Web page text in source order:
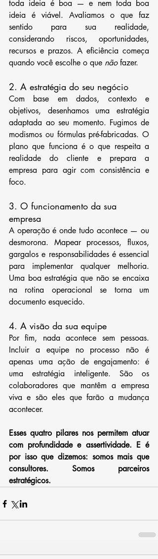
toda ideia é boa — e nem toda boa
ideia é viável. Avaliamos o que faz
sentido para sua realidade,
considerando riscos, oportunidades,
recursos e prazos. A eficiência começa
quando você escolhe o que não fazer.
2. A estratégia do seu negócio
Com base em dados, contexto e
objetivos, desenhamos uma estratégia
adaptada ao seu momento. Fugimos de
modismos ou fórmulas pré-fabricadas. O
plano que funciona é o que respeita a
realidade do cliente e prepara a
empresa para agir com consistência e
foco.
3. O funcionamento da sua
empresa
A operação é onde tudo acontece — ou
desmorona. Mapear processos, fluxos,
gargalos e responsabilidades é essencial
para implementar qualquer melhoria.
Uma boa estratégia que não se encaixa
na rotina operacional se torna um
documento esquecido.
4. A visão da sua equipe
Por fim, nada acontece sem pessoas.
Incluir a equipe no processo não é
apenas uma ação de engajamento: é
uma estratégia inteligente. São os
colaboradores que mantêm a empresa
viva e são eles que farão a mudança
acontecer.
Esses quatro pilares nos permitem atuar
com profundidade e assertividade. E é
por isso que dizemos: somos mais que
consultores. Somos parceiros
estratégicos.